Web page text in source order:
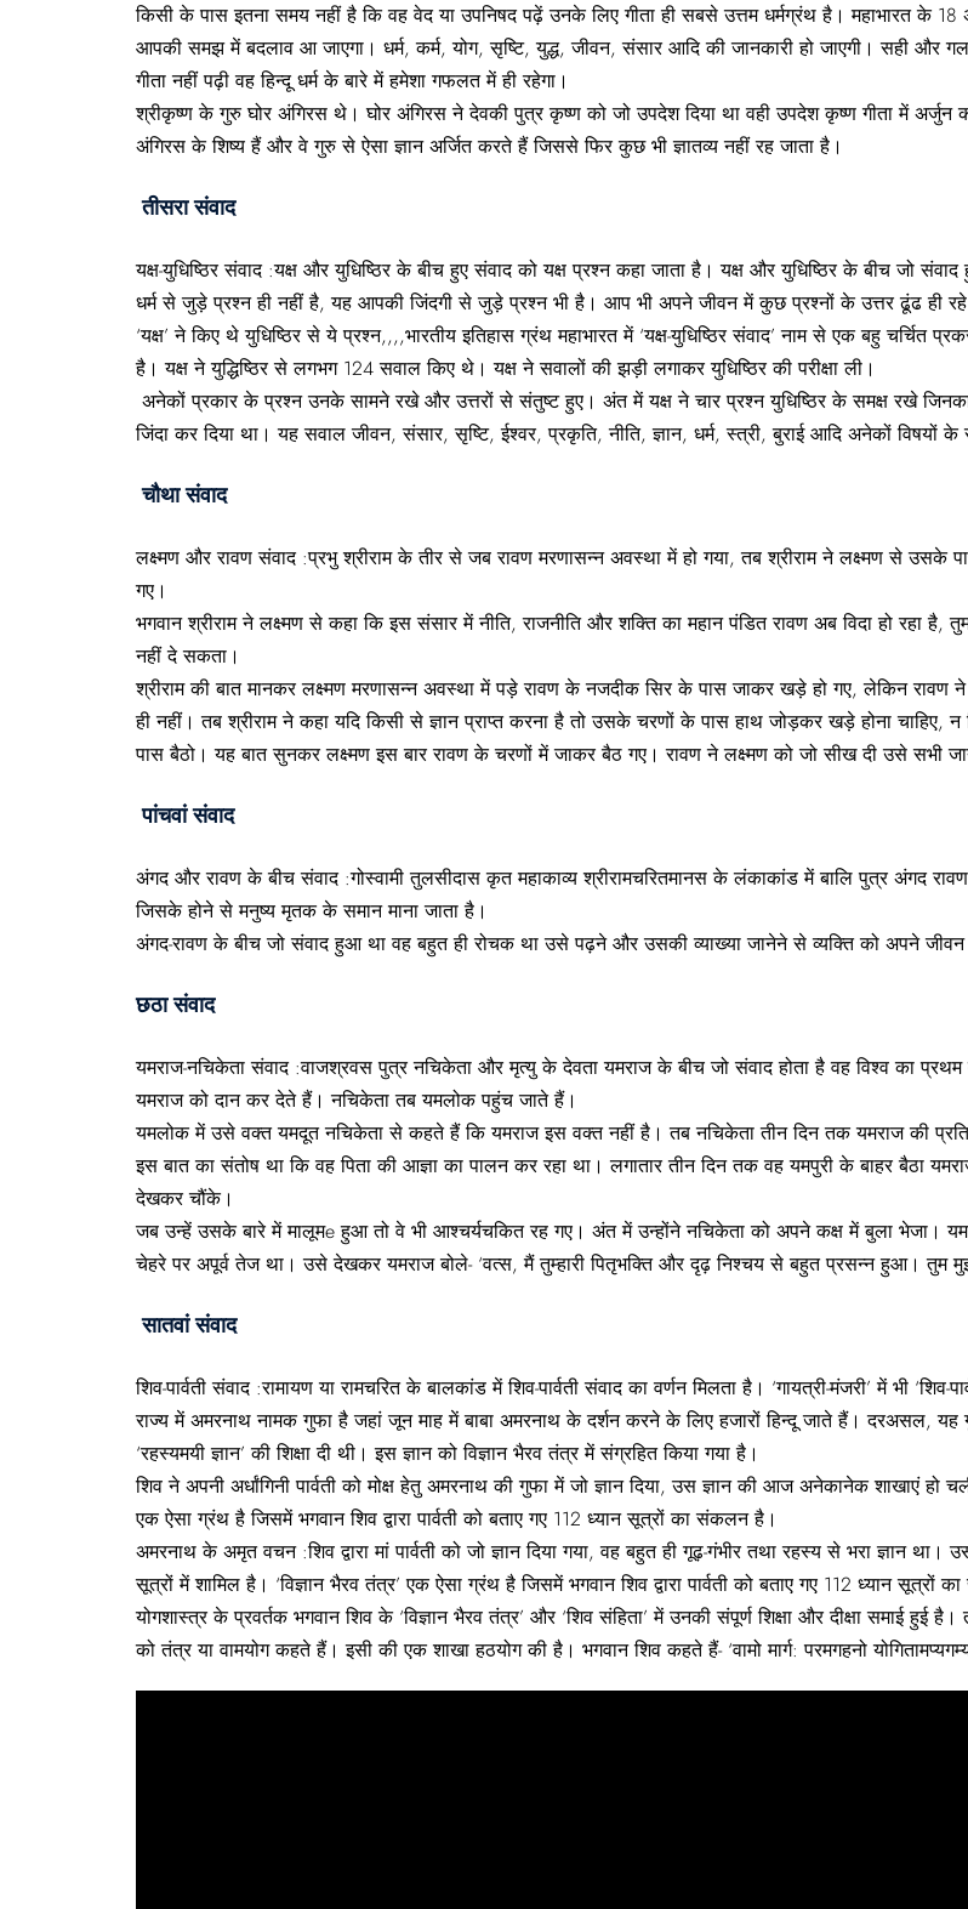
किसी के पास इतना समय नहीं है कि वह वेद या उपनिषद पढ़ें उनके लिए गीता ही सबसे उत्तम धर्मग्रंथ है। महाभारत के
आपकी समझ में बदलाव आ जाएगा। धर्म, कर्म, योग, सृष्टि, युद्ध, जीवन, संसार आदि की जानकारी हो जाएगी। सही और
गीता नहीं पढ़ी वह हिन्दू धर्म के बारे में हमेशा गफलत में ही रहेगा।
श्रीकृष्ण के गुरु घोर अंगिरस थे। घोर अंगिरस ने देवकी पुत्र कृष्ण को जो उपदेश दिया था वही उपदेश कृष्ण गीता में
अंगिरस के शिष्य हैं और वे गुरु से ऐसा ज्ञान अर्जित करते हैं जिससे फिर कुछ भी ज्ञातव्य नहीं रह जाता है।
तीसरा संवाद
यक्ष-युधिष्ठिर संवाद :यक्ष और युधिष्ठिर के बीच हुए संवाद को यक्ष प्रश्न कहा जाता है। यक्ष और युधिष्ठिर के बीच जो
धर्म से जुड़े प्रश्न ही नहीं है, यह आपकी जिंदगी से जुड़े प्रश्न भी है। आप भी अपने जीवन में कुछ प्रश्नों के उत्तर ढूंढ ही रहे
‘यक्ष’ ने किए थे युधिष्ठिर से ये प्रश्न,,,,भारतीय इतिहास ग्रंथ महाभारत में ‘यक्ष-युधिष्ठिर संवाद’ नाम से एक बहु चर्चित
है। यक्ष ने युद्धिष्ठिर से लगभग 124 सवाल किए थे। यक्ष ने सवालों की झड़ी लगाकर युधिष्ठिर की परीक्षा ली।
अनेकों प्रकार के प्रश्न उनके सामने रखे और उत्तरों से संतुष्ट हुए। अंत में यक्ष ने चार प्रश्न युधिष्ठिर के समक्ष रखे
जिंदा कर दिया था। यह सवाल जीवन, संसार, सृष्टि, ईश्‍वर, प्रकृति, नीति, ज्ञान, धर्म, स्त्री, बुराई आदि अनेकों विषयों
चौथा संवाद
लक्ष्मण और रावण संवाद :प्रभु श्रीराम के तीर से जब रावण मरणासन्न अवस्था में हो गया, तब श्रीराम ने लक्ष्मण से उसके
गए।
भगवान श्रीराम ने लक्ष्‍मण से कहा कि इस संसार में नीति, राजनीति और शक्ति का महान पंडित रावण अब विदा हो
नहीं दे सकता।
श्रीराम की बात मानकर लक्ष्मण मरणासन्न अवस्था में पड़े रावण के नजदीक सिर के पास जाकर खड़े हो गए, लेकिन
ही नहीं। तब श्रीराम ने कहा यदि किसी से ज्ञान प्राप्त करना है तो उसके चरणों के पास हाथ जोड़कर खड़े होना
पास बैठो। यह बात सुनकर लक्ष्मण इस बार रावण के चरणों में जाकर बैठ गए। रावण ने लक्ष्मण को जो सीख दी उसे सभी
पांचवां संवाद
अंगद और रावण के बीच संवाद :गोस्वामी तुलसीदास कृत महाकाव्य श्रीरामचरितमानस के लंकाकांड में बालि पुत्र अंगद
जिसके होने से मनुष्य मृतक के समान माना जाता है।
अंगद-रावण के बीच जो संवाद हुआ था वह बहुत ही रोचक था उसे पढ़ने और उसकी व्याख्या जानेने से व्यक्ति को अपने जीवन
छठा संवाद
यमराज-नचिकेता संवाद :वाजश्रवस पुत्र नचिकेता और मृत्यु के देवता यमराज के बीच जो संवाद होता है वह विश्‍व का
यमराज को दान कर देते हैं। नचिकेता तब यमलोक पहुंच जाते हैं।
यमलोक में उसे वक्त यमदूत नचिकेता से कहते हैं कि यमराज इस वक्त नहीं है। तब नचिकेता तीन दिन तक यमराज की
इस बात का संतोष था कि वह पिता की आज्ञा का पालन कर रहा था। लगातार तीन दिन तक वह यमपुरी के बाहर बैठा
देखकर चौंके।
जब उन्हें उसके बारे में मालूमe हुआ तो वे भी आश्चर्यचकित रह गए। अंत में उन्होंने नचिकेता को अपने कक्ष में बुला भेजा।
चेहरे पर अपूर्व तेज था। उसे देखकर यमराज बोले- ‘वत्स, मैं तुम्हारी पितृभक्ति और दृढ़ निश्चय से बहुत प्रसन्न हुआ। तुम
सातवां संवाद
शिव-पार्वती संवाद :रामायण या रामचरित के बालकांड में शिव-पार्वती संवाद का वर्णन मिलता है। ‘गायत्री-मंजरी’ में भी
राज्य में अमरनाथ नामक गुफा है जहां जून माह में बाबा अमरनाथ के दर्शन करने के लिए हजारों हिन्दू जाते हैं। दरअसल, यह
‘रहस्यमयी ज्ञान’ की शिक्षा दी थी। इस ज्ञान को विज्ञान भैरव तंत्र में संग्रहित किया गया है।
शिव ने अपनी अर्धांगिनी पार्वती को मोक्ष हेतु अमरनाथ की गुफा में जो ज्ञान दिया, उस ज्ञान की आज अनेकानेक शाखाएं
एक ऐसा ग्रंथ है जिसमें भगवान शिव द्वारा पार्वती को बताए गए 112 ध्यान सूत्रों का संकलन है।
अमरनाथ के अमृत वचन :शिव द्वारा मां पार्वती को जो ज्ञान दिया गया, वह बहुत ही गूढ़-गंभीर तथा रहस्य से भरा ज्ञान
सूत्रों में शामिल है। ‘विज्ञान भैरव तंत्र’ एक ऐसा ग्रंथ है जिसमें भगवान शिव द्वारा पार्वती को बताए गए 112 ध्यान सूत्रों
योगशास्त्र के प्रवर्तक भगवान शिव के ‘‍विज्ञान भैरव तंत्र’ और ‘शिव संहिता’ में उनकी संपूर्ण शिक्षा और दीक्षा समाई
को तंत्र या वामयोग कहते हैं। इसी की एक शाखा हठयोग की है। भगवान शिव कहते हैं- ‘वामो मार्ग: परमगहनो